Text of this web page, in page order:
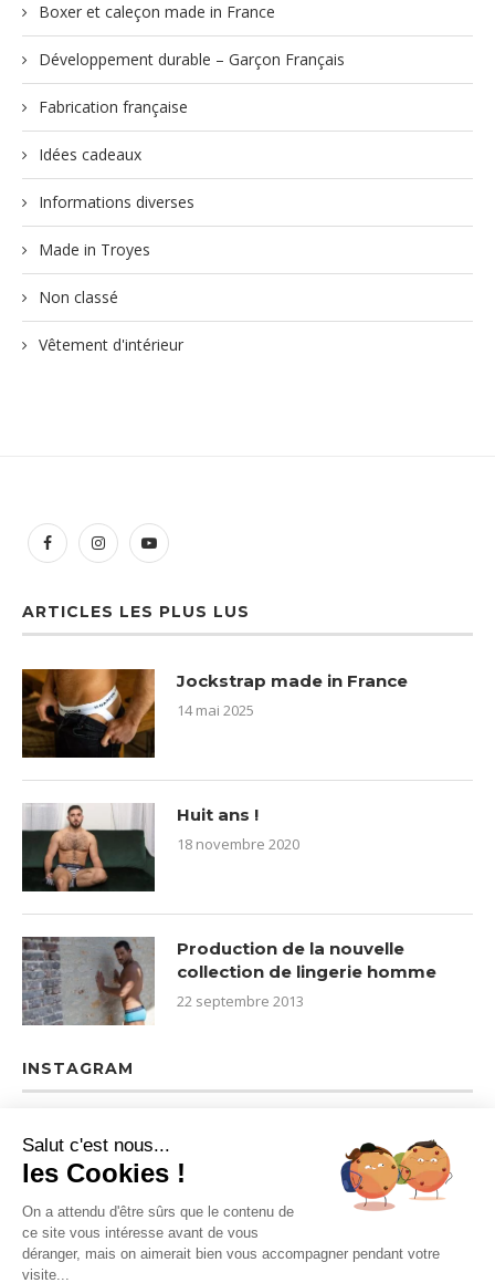
Boxer et caleçon made in France
Développement durable – Garçon Français
Fabrication française
Idées cadeaux
Informations diverses
Made in Troyes
Non classé
Vêtement d'intérieur
ARTICLES LES PLUS LUS
Jockstrap made in France
14 mai 2025
Huit ans !
18 novembre 2020
Production de la nouvelle
collection de lingerie homme
22 septembre 2013
INSTAGRAM
Salut c'est nous...
les Cookies !
On a attendu d'être sûrs que le contenu de
ce site vous intéresse avant de vous
déranger, mais on aimerait bien vous accompagner pendant votre
visite...